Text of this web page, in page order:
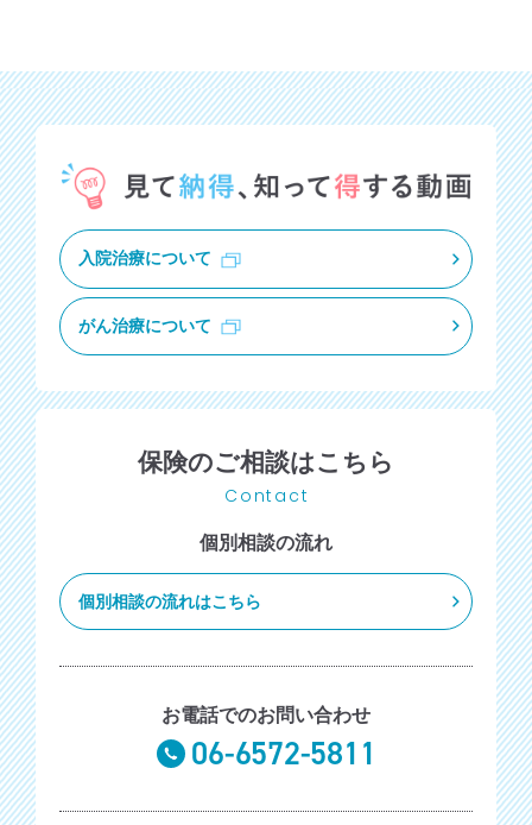
入院治療について
がん治療について
保険のご相談はこちら
Contact
個別相談の流れ
個別相談の流れはこちら
お電話でのお問い合わせ
06-6572-5811